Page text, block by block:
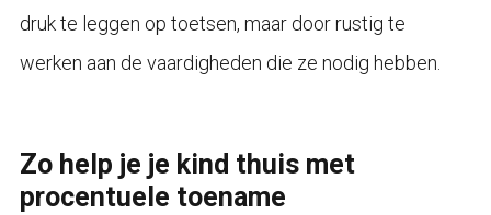
druk te leggen op toetsen, maar door rustig te
werken aan de vaardigheden die ze nodig hebben.
Zo help je je kind thuis met
procentuele toename